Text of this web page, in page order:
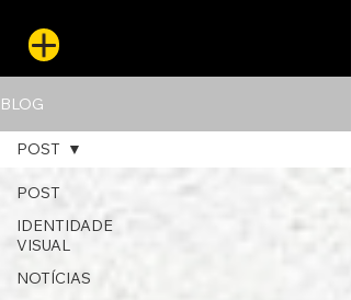
BLOG
POST
IDENTIDADE
VISUAL
NOTÍCIAS
POST